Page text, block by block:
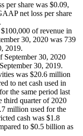
per share was $0.09,
net loss per share
of revenue in
30, 2020 was 739
2019.
September 30, 2020
30, 2019.
was $20.6 million
to net cash used in
the same period last
third quarter of 2020
million used for the
cash was $1.8
to $0.5 billion as